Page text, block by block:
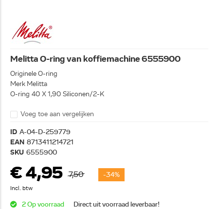
Melitta O-ring van koffiemachine 6555900
Originele O-ring
Merk Melitta
O-ring 40 X 1,90 Siliconen/2-K
Voeg toe aan vergelijken
ID A-04-D-259779
EAN 8713411214721
SKU 6555900
€ 4,95 7,50 -34%
Incl. btw
2 Op voorraad Direct uit voorraad leverbaar!